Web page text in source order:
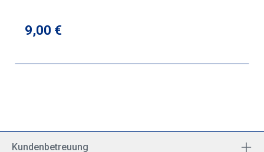
Regulärer Preis:
9,00 €
Kundenbetreuung